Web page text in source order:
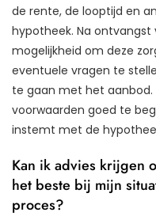
de rente, de looptijd en
hypotheek. Na
mogelijkheid om deze
eventuele vragen te
te gaan met het aanbod.
voorwaarden goed te
instemt met de
Kan ik advies krijgen
het beste bij mijn
proces?